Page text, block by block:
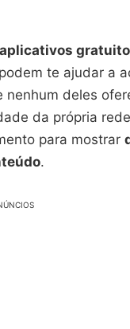
te ajudar a
deles
da própria
para mostrar
.